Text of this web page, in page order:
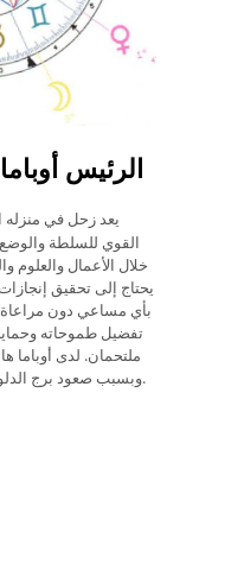
الرئيس
يعد زحل في منزله
القوي للسلطة
خلال الأعمال والعلوم
يحتاج إلى تحقيق
بأي مساعي دون مراعاة
تفضيل طموحاته
ملتحمان. لدى أوباما
وبسبب صعود برج الدلو له ، قد يظهر أحيانًا متقلبًا وباردًا.